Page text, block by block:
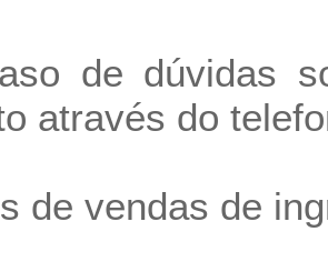
de dúvidas
através do
de vendas de